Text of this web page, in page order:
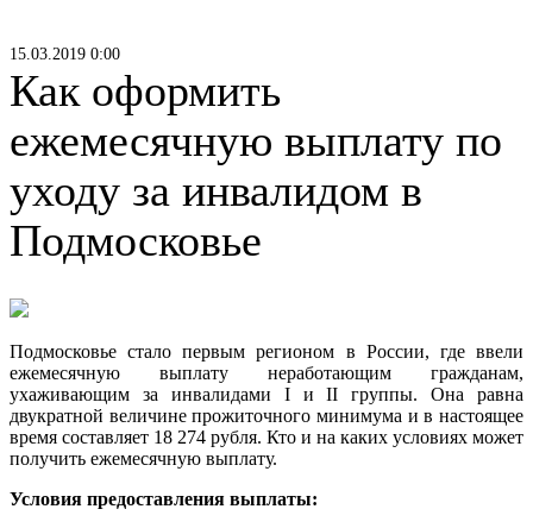
15.03.2019 0:00
Как оформить
ежемесячную выплату по
уходу за инвалидом в
Подмосковье
Подмосковье стало первым регионом в России, где ввели
ежемесячную выплату неработающим гражданам,
ухаживающим за инвалидами I и II группы. Она равна
двукратной величине прожиточного минимума и в настоящее
время составляет 18 274 рубля. Кто и на каких условиях может
получить ежемесячную выплату.
Условия предоставления выплаты: